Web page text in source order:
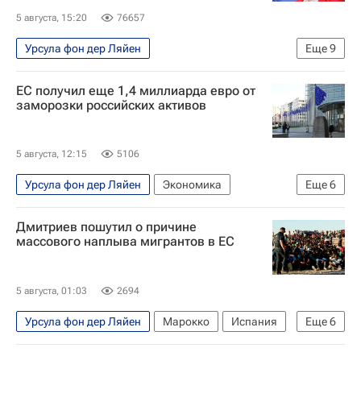
5 августа, 15:20 76657
Еще9
Урсула фон дер Ляйен
Специальная военная операция на Украине
В мире
Украина Москва
Россия
Евросоюз
Замороженные российские активы
ЕС получил еще 1,4 миллиарда евро от
заморозки российских активов
5 августа, 12:15 5106
Еще6
Урсула фон дер Ляйен
Экономика
Украина
Киев Москва
Еврокомиссия
Euroclear
Евросоюз
Дмитриев пошутил о причине
массового наплыва мигрантов в ЕС
5 августа, 01:03 2694
Еще6
Урсула фон дер Ляйен Марокко
Испания
Сеута
Кирилл Дмитриев